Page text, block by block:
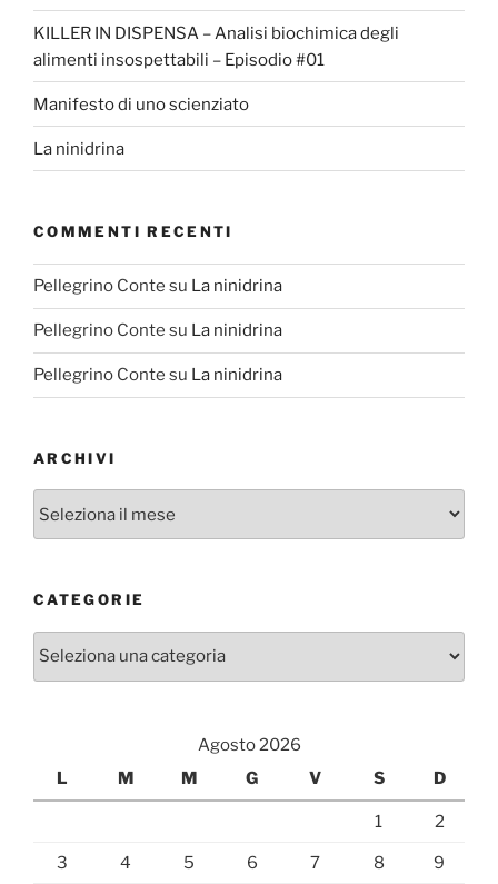
KILLER IN DISPENSA – Analisi biochimica degli
alimenti insospettabili – Episodio #01
Manifesto di uno scienziato
La ninidrina
COMMENTI RECENTI
Pellegrino Conte su La ninidrina
Pellegrino Conte su La ninidrina
Pellegrino Conte su La ninidrina
ARCHIVI
CATEGORIE
Categorie
Agosto 2026
L
M M G V S D
1 2
3 4 5 6 7 8 9